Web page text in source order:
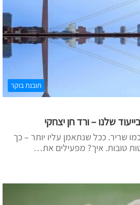
תובנת בוקר
שריר. ככל שנתאמן עליו יותר – כך
טובות. איך? מפעילים את…